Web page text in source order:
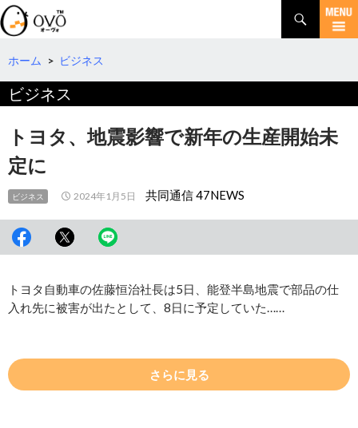
検
索
コ
テ
へ
ホーム > ビジネス
ビジネス
トヨタ、地震影響で新年の生産開始未
定に
ビジネス 2024年1月5日 共同通信 47NEWS
トヨタ自動車の佐藤恒治社長は5日、能登半島地震で部品の仕
入れ先に被害が出たとして、8日に予定していた……
さらに見る